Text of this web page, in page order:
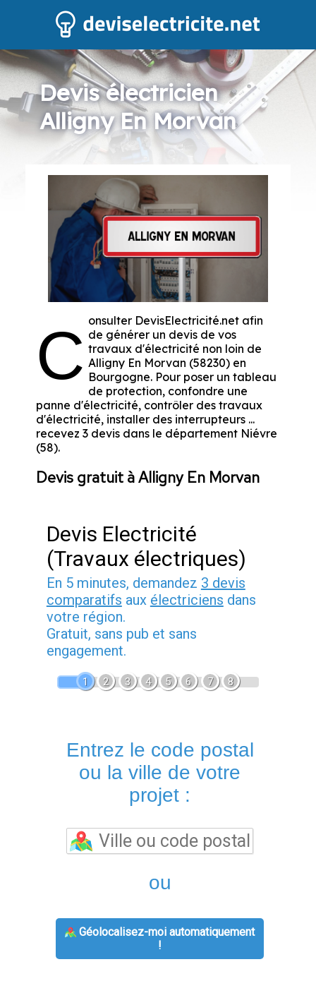
Devis électricien
Alligny En Morvan
C onsulter DevisElectricité.net afin
de générer un devis de vos
travaux d'électricité non loin de
Alligny En Morvan (58230) en
Bourgogne. Pour poser un tableau
de protection, confondre une
panne d'électricité, contrôler des travaux
d'électricité, installer des interrupteurs ...
recevez 3 devis dans le département Niévre
(58).
Devis gratuit à Alligny En Morvan
Devis Electricité
(Travaux électriques)
En 5 minutes, demandez 3 devis
comparatifs aux électriciens dans
votre région.
Gratuit, sans pub et sans
engagement.
1 2 3 4 5 6 7 8
Entrez le code postal
ou la ville de votre
projet :
ou
Géolocalisez-moi automatiquement
!